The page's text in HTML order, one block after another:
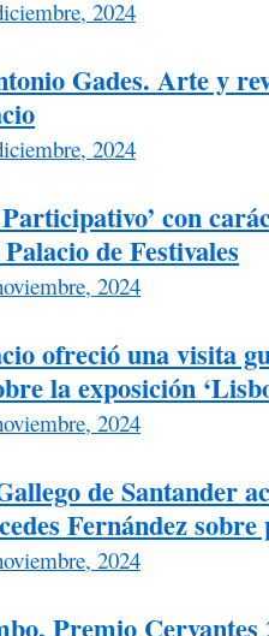
2024
Gades. Arte y
2024
con
de Festivales
2024
ofreció una visita
la exposición
2024
de Santander
Fernández
2024
Premio Cervantes